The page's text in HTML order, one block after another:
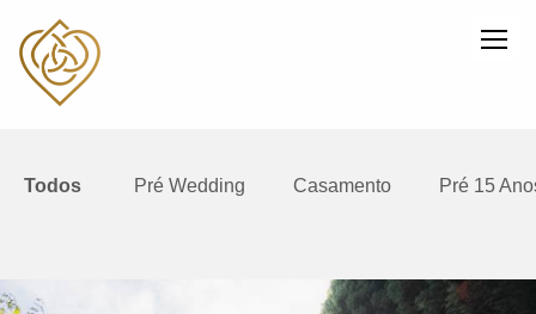
Todos Pré Wedding Casamento Pré 15